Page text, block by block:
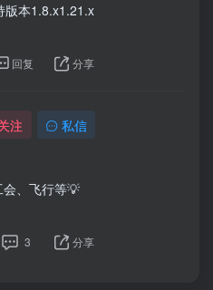
回复 分享
注 私信
、飞行等💡
3 分享